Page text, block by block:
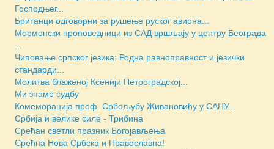
Господњег...
Британци одговорни за рушење руског авиона...
Мормонски проповедници из САД вршљају у центру Београда
Чиповање српског језика: Родна равноправност и језички
стандарди...
Молитва блаженој Ксенији Петроградској...
Ми знамо судбу
Комеморација проф. Србољубу Живановићу у САНУ...
Србија и велике силе - Трибина
Срећан светли празник Богојављења
Срећна Нова Србска и Православна!